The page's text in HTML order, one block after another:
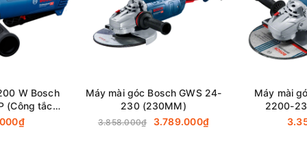
Hòa - Đồng Nai
W Bosch
(Công tắc
Máy mài góc Bosch GWS 24-
230 (230MM)
3.858.000₫ 3.789.000₫
Máy mài
2200-